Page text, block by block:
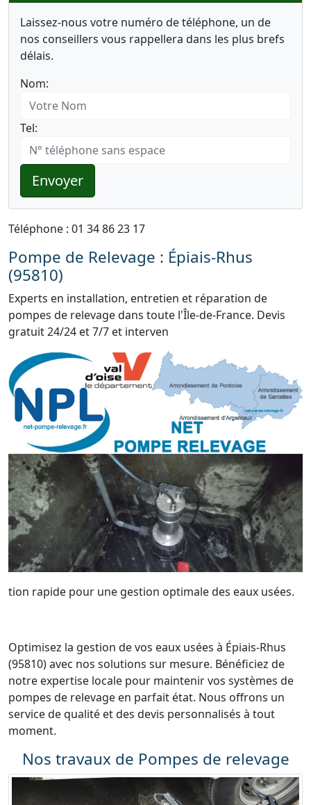
Laissez-nous votre numéro de téléphone, un de
nos conseillers vous rappellera dans les plus brefs
délais.
Nom:
Tel:
Envoyer
Téléphone : 01 34 86 23 17
Pompe de Relevage : Épiais-Rhus
(95810)
Experts en installation, entretien et réparation de
pompes de relevage dans toute l'Île-de-France. Devis
gratuit 24/24 et 7/7 et interven
tion rapide pour une gestion optimale des eaux usées.
Optimisez la gestion de vos eaux usées à Épiais-Rhus
(95810) avec nos solutions sur mesure. Bénéficiez de
notre expertise locale pour maintenir vos systèmes de
pompes de relevage en parfait état. Nous offrons un
service de qualité et des devis personnalisés à tout
moment.
Nos travaux de Pompes de relevage